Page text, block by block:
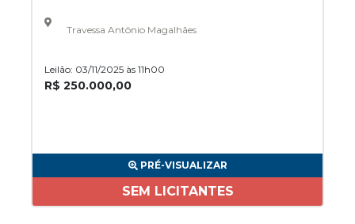
Travessa Antônio Magalhães
Leilão: 03/11/2025 às 11h00
R$ 250.000,00
PRÉ-VISUALIZAR
SEM LICITANTES